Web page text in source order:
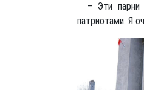
– Эти парни
патриотами. Я